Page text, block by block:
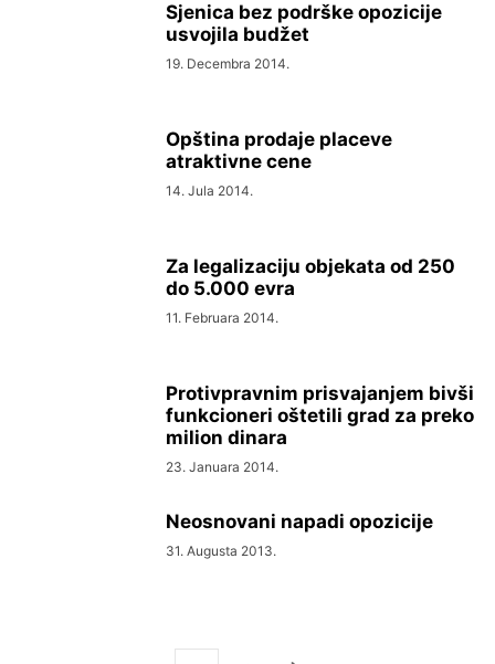
Sjenica bez podrške opozicije
usvojila budžet
19. Decembra 2014.
Opština prodaje placeve
atraktivne cene
14. Jula 2014.
Za legalizaciju objekata od 250
do 5.000 evra
11. Februara 2014.
Protivpravnim prisvajanjem bivši
funkcioneri oštetili grad za preko
milion dinara
23. Januara 2014.
Neosnovani napadi opozicije
31. Augusta 2013.